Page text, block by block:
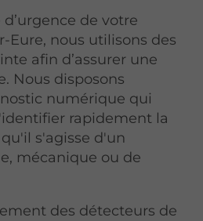
de votre
Eure, nous utilisons des
afin d’assurer une
Nous disposons
numérique qui
rapidement la
s'agisse d'un
mécanique ou de
des détecteurs de